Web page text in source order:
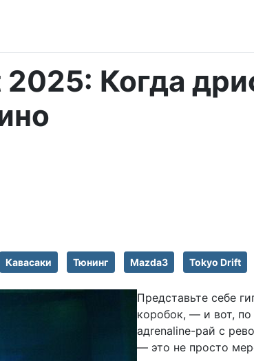
2025: Когда
Кавасаки Тюнинг Mazda3 Tokyo Drift
Представьте себе
коробок, — и вот,
адrenaline-рай с
— это не просто